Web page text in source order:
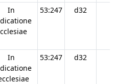
In
53:247 d32
In
53:247 d32